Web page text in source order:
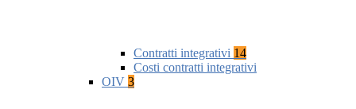
Contratti integrativi 14
Costi contratti integrativi
OIV 3